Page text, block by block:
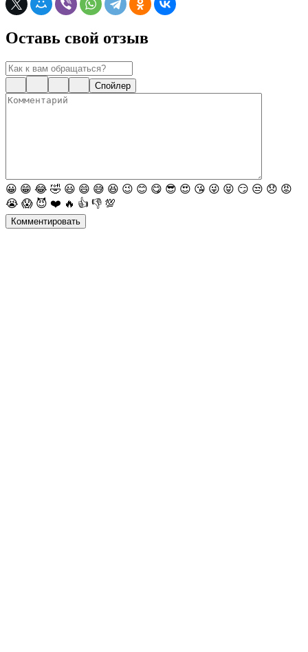
Оставь свой отзыв
Спойлер
😀 😁 😂 🤣 😃 😄 😅 😆 😉 😊 😋 😎 😍 😘 😜 😝 😏 😒 😞 😡
😭 😱 😈 ❤️ 🔥 👍 👎 💯
Комментировать